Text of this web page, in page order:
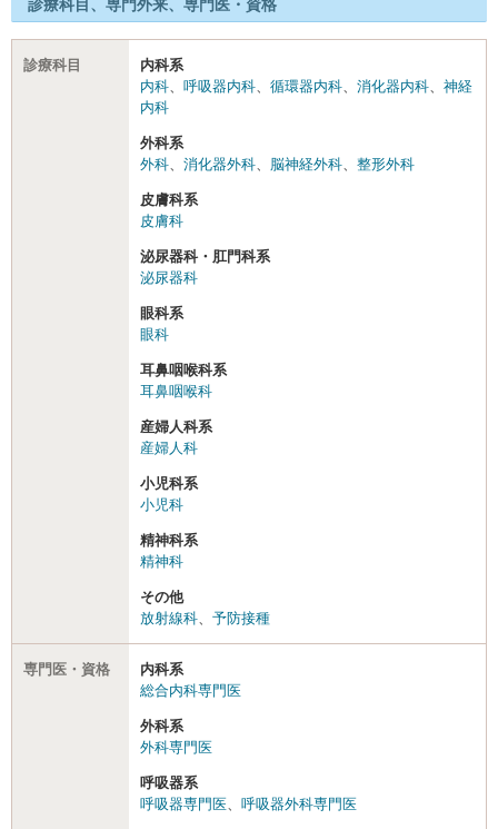
診療科目、専門外来、専門医・資格
診療科目
内科系
内科
呼吸器内科 循環器内科 消化器内科
神経
内科
外科系
外科
消化器外科 脳神経外科 整形外科
皮膚科系
皮膚科
泌尿器科・肛門科系
泌尿器科
眼科系
眼科
耳鼻咽喉科系
耳鼻咽喉科
産婦人科系
産婦人科
小児科系
小児科
精神科系
精神科
その他
放射線科
予防接種
専門医・資格
内科系
総合内科専門医
外科系
外科専門医
呼吸器系
呼吸器専門医
呼吸器外科専門医